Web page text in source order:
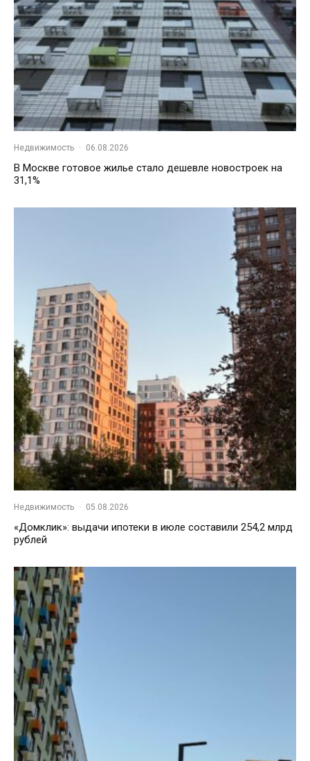
Недвижимость · 06.08.2026
В Москве готовое жилье стало дешевле новостроек на
31,1%
Недвижимость · 05.08.2026
«Домклик»: выдачи ипотеки в июле составили 254,2 млрд
рублей